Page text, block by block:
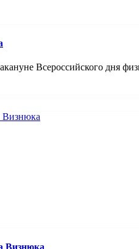
Всероссийского дня
Визнюка